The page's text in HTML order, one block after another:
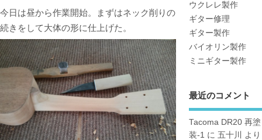
今日は昼から作業開始。まずはネック削りの
続きをして大体の形に仕上げた。
ウクレレ製作
ギター修理
ギター製作
バイオリン製作
ミニギター製作
最近のコメント
Tacoma DR20 再塗
装-1 に 五十川 より